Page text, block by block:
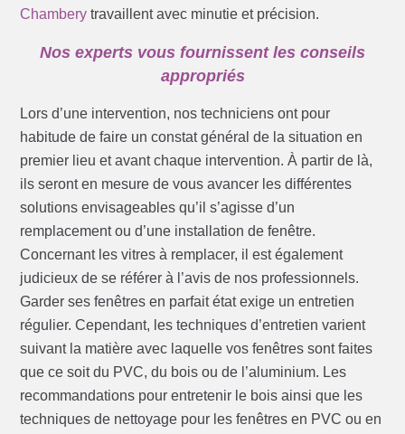
Chambery travaillent avec minutie et précision.
Nos experts vous fournissent les conseils
appropriés
Lors d’une intervention, nos techniciens ont pour
habitude de faire un constat général de la situation en
premier lieu et avant chaque intervention. À partir de là,
ils seront en mesure de vous avancer les différentes
solutions envisageables qu’il s’agisse d’un
remplacement ou d’une installation de fenêtre.
Concernant les vitres à remplacer, il est également
judicieux de se référer à l’avis de nos professionnels.
Garder ses fenêtres en parfait état exige un entretien
régulier. Cependant, les techniques d’entretien varient
suivant la matière avec laquelle vos fenêtres sont faites
que ce soit du PVC, du bois ou de l’aluminium. Les
recommandations pour entretenir le bois ainsi que les
techniques de nettoyage pour les fenêtres en PVC ou en